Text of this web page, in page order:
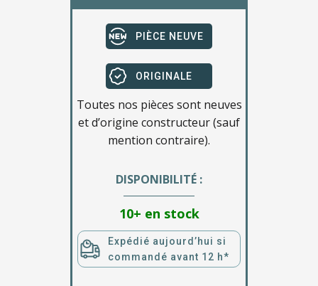
PIÈCE NEUVE
ORIGINALE
Toutes nos pièces sont neuves
et d’origine constructeur (sauf
mention contraire).
DISPONIBILITÉ :
10+ en stock
Expédié aujourd’hui si
commandé avant 12 h*